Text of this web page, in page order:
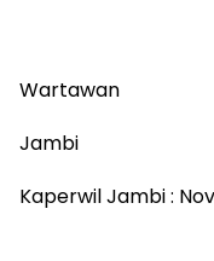
Wartawan
Jambi
Kaperwil Jambi :